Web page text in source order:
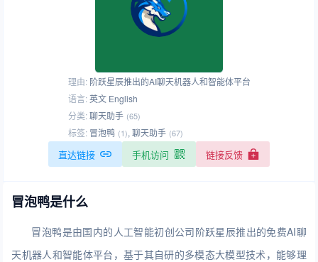
理由: 阶跃星辰推出的AI聊天机器人和智能体平台
语言:英文 English
分类:聊天助手 (65)
标签: 冒泡鸭 (1), 聊天助手 (67)
直达链接 手机访问 链接反馈
冒泡鸭是什么
冒泡鸭是由国内的人工智能初创公司阶跃星辰推出的免费AI聊
天机器人和智能体平台，基于其自研的多模态大模型技术，能够理